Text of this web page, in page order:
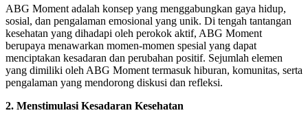
ABG Moment adalah konsep yang menggabungkan gaya hidup,
sosial, dan pengalaman emosional yang unik. Di tengah tantangan
kesehatan yang dihadapi oleh perokok aktif, ABG Moment
berupaya menawarkan momen-momen spesial yang dapat
menciptakan kesadaran dan perubahan positif. Sejumlah elemen
yang dimiliki oleh ABG Moment termasuk hiburan, komunitas, serta
pengalaman yang mendorong diskusi dan refleksi.
2. Menstimulasi Kesadaran Kesehatan